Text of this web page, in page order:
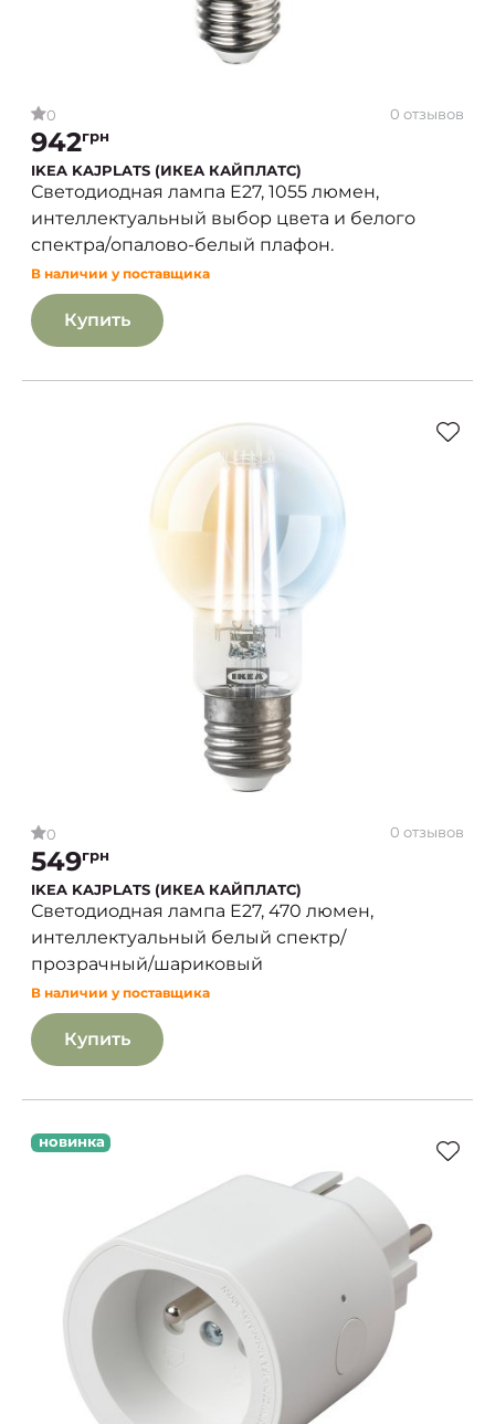
0 0 отзывов
942грн
IKEA KAJPLATS (ИКЕА КАЙПЛАТС)
Светодиодная лампа E27, 1055 люмен,
интеллектуальный выбор цвета и белого
спектра/опалово-белый плафон.
В наличии у поставщика
Купить
0 0 отзывов
549грн
IKEA KAJPLATS (ИКЕА КАЙПЛАТС)
Светодиодная лампа E27, 470 люмен,
интеллектуальный белый спектр/
прозрачный/шариковый
В наличии у поставщика
Купить
новинка